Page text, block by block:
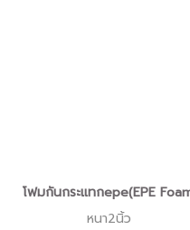
โฟมกันกระแทกepe(EPE
หนา2นิ้ว